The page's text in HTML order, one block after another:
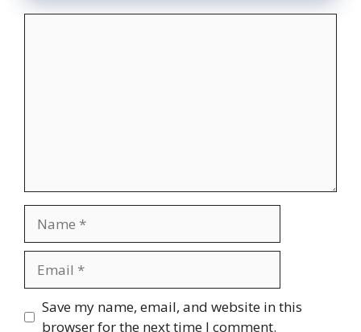
Website
Save my name, email, and website in this
browser for the next time I comment.